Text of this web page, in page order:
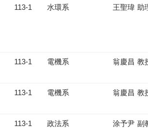
113-1 水環系 王聖瑋 助
113-1 電機系 翁慶昌 教
113-1 電機系 翁慶昌 教
113-1 政法系 涂予尹 副